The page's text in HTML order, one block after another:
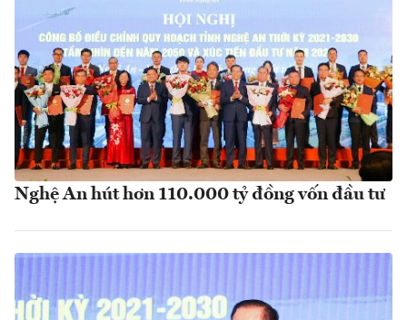
Nghệ An hút hơn 110.000 tỷ đồng vốn đầu tư